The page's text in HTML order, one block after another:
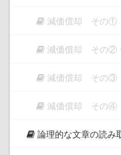
減価償却 その①
減価償却 その②
減価償却 その③
減価償却 その④
論理的な文章の読